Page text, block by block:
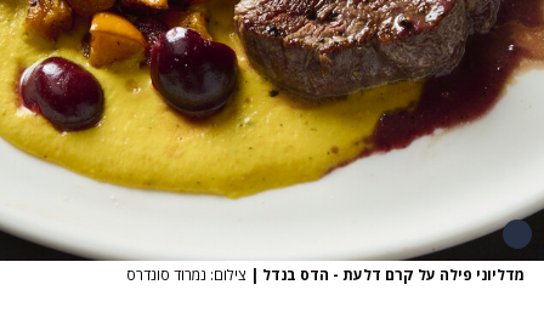
מדליוני פילה על קרם דלעת - הדס בנדל | צילום: נמרוד סונדרס